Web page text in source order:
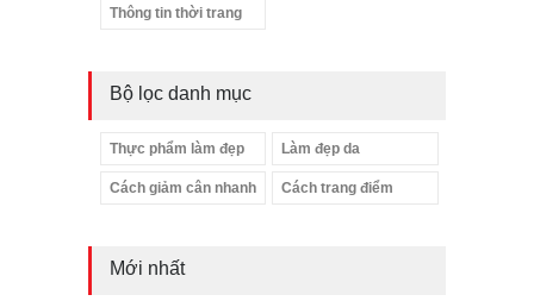
Thông tin thời trang
Bộ lọc danh mục
Thực phẩm làm đẹp Làm đẹp da
Cách giảm cân nhanh Cách trang điểm
Mới nhất